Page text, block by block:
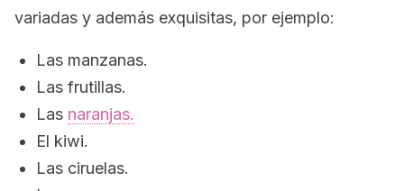
variadas y además exquisitas, por ejemplo:
Las manzanas.
Las frutillas.
Las naranjas.
El kiwi.
Las ciruelas.